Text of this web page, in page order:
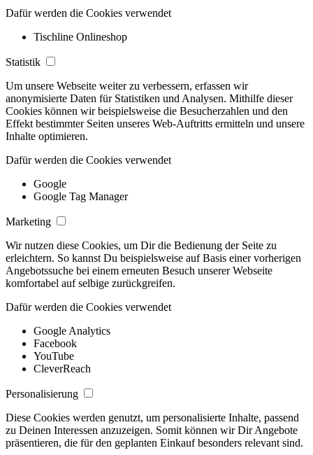
Dafür werden die Cookies verwendet
Tischline Onlineshop
Statistik
Um unsere Webseite weiter zu verbessern, erfassen wir
anonymisierte Daten für Statistiken und Analysen. Mithilfe dieser
Cookies können wir beispielsweise die Besucherzahlen und den
Effekt bestimmter Seiten unseres Web-Auftritts ermitteln und unsere
Inhalte optimieren.
Dafür werden die Cookies verwendet
Google
Google Tag Manager
Marketing
Wir nutzen diese Cookies, um Dir die Bedienung der Seite zu
erleichtern. So kannst Du beispielsweise auf Basis einer vorherigen
Angebotssuche bei einem erneuten Besuch unserer Webseite
komfortabel auf selbige zurückgreifen.
Dafür werden die Cookies verwendet
Google Analytics
Facebook
YouTube
CleverReach
Personalisierung
Diese Cookies werden genutzt, um personalisierte Inhalte, passend
zu Deinen Interessen anzuzeigen. Somit können wir Dir Angebote
präsentieren, die für den geplanten Einkauf besonders relevant sind.